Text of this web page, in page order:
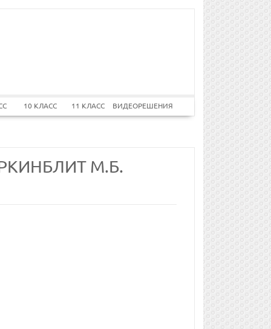
10 КЛАСС 11 КЛАСС ВИДЕОРЕШЕНИЯ
М.Б.